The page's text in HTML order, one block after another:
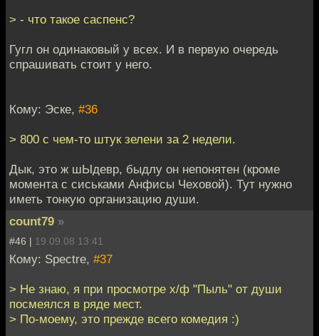
> - что такое саспенс?
Гугл он одинаковый у всех. И в первую очередь
спрашивать стоит у него.
Кому: Эске, #36
> 800 с чем-то штук зелени за 2 недели.
Дык, это ж шЫдевр, быдлу он непонятен (кроме
момента с сиськами Анфисы Чеховой). Тут нужно
иметь тонкую организацию души.
count79 »
#46 | 19.09.08 13:41
Кому: Spectre, #37
> Не знаю, я при просмотре х/ф "Пыль" от души
посмеялся в ряде мест.
> По-моему, это прежде всего комедия :)